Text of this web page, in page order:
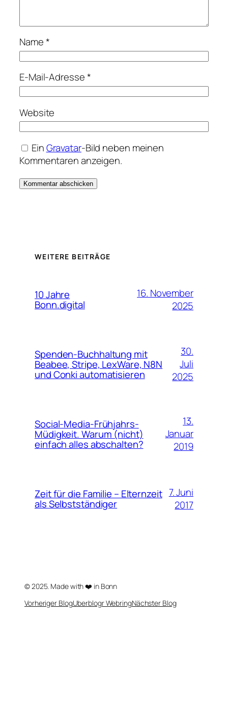
Name*
E-Mail-Adresse*
Website
EinGravatar-Bild neben meinen
Kommentaren anzeigen.
WEITERE BEITRÄGE
10 Jahre
Bonn.digital
16. November
2025
Spenden-Buchhaltung mit
Beabee, Stripe, LexWare, N8N
und Conki automatisieren
30.
Juli
2025
Social-Media-Frühjahrs-
Müdigkeit. Warum (nicht)
einfach alles abschalten?
13.
Januar
2019
Zeit für die Familie – Elternzeit
als Selbstständiger
7. Juni
2017
© 2025. Made with ❤️ in Bonn
Vorheriger BlogUberblogr WebringNächster Blog